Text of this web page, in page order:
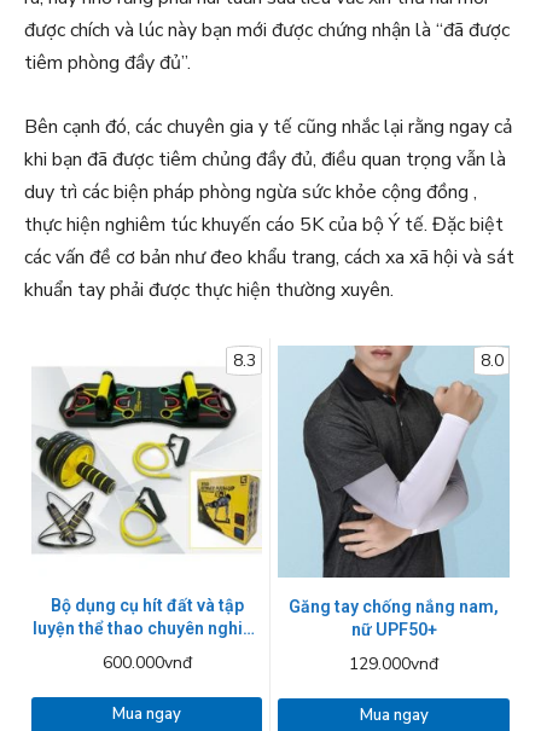
được chích và lúc này bạn mới được chứng nhận là “đã được
tiêm phòng đầy đủ”.
Bên cạnh đó, các chuyên gia y tế cũng nhắc lại rằng ngay cả
khi bạn đã được tiêm chủng đầy đủ, điều quan trọng vẫn là
duy trì các biện pháp phòng ngừa sức khỏe cộng đồng ,
thực hiện nghiêm túc khuyến cáo 5K của bộ Ý tế. Đặc biệt
các vấn đề cơ bản như đeo khẩu trang, cách xa xã hội và sát
khuẩn tay phải được thực hiện thường xuyên.
8.3
Bộ dụng cụ hít đất và tập
luyện thể thao chuyên nghiệp
600.000vnđ
Mua ngay
8.0
Găng tay chống nắng nam,
nữ UPF50+
129.000vnđ
Mua ngay